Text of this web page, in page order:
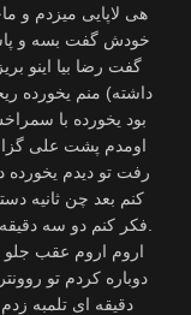
هی لاپایی میزدم و
خودش گفت بسه و
گفت رضا بیا اینو
داشته) منم یخورده
بود یخورده با
اومدم پشت علی
رفت تو دیدم
کنم بعد چن ثانیه
.فکر کنم دو سه
اروم اروم عقب
دوباره کردم تو
دقیقه ای تلمبه